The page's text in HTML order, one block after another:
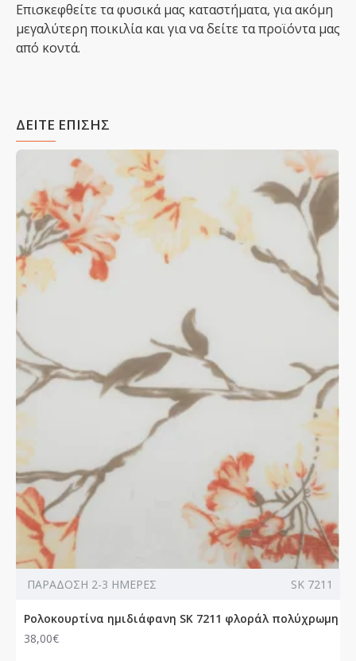
Επισκεφθείτε τα φυσικά μας καταστήματα, για ακόμη
μεγαλύτερη ποικιλία και για να δείτε τα προϊόντα μας
από κοντά.
ΔΕΙΤΕ ΕΠΙΣΗΣ
ΠΑΡΑΔΟΣΗ 2-3 ΗΜΕΡΕΣ SK 7211
Ρολοκουρτίνα ημιδιάφανη SK 7211 φλοράλ πολύχρωμη
38,00€